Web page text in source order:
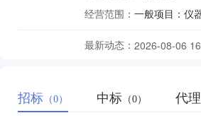
经营范围：
最新动态： 2026-08-06
招标 （0） 中标 （0） 代理